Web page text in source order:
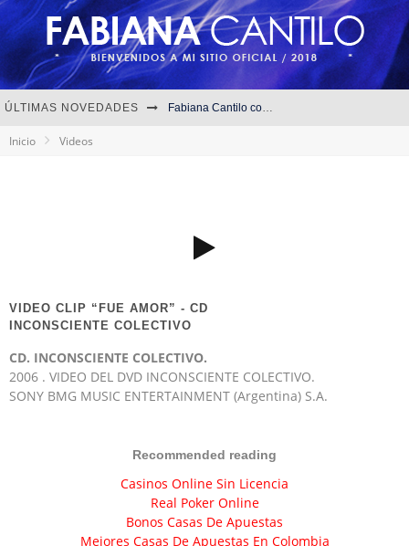
ÚLTIMAS NOVEDADES Fabiana Cantilo combinó tango y rock en La Trastienda
Inicio Videos
VIDEO CLIP “FUE AMOR” - CD
INCONSCIENTE COLECTIVO
CD. INCONSCIENTE COLECTIVO.
2006 . VIDEO DEL DVD INCONSCIENTE COLECTIVO.
SONY BMG MUSIC ENTERTAINMENT (Argentina) S.A.
Recommended reading
Casinos Online Sin Licencia
Real Poker Online
Bonos Casas De Apuestas
Mejores Casas De Apuestas En Colombia